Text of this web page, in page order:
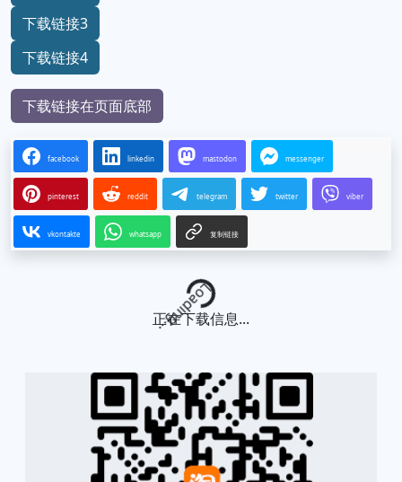
下载链接3
下载链接4
下载链接在页面底部
facebook linkedin mastodon messenger
pinterest reddit telegram twitter viber
vkontakte whatsapp 复制链接
Loading...
正在下载信息...